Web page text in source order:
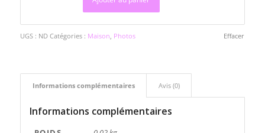
Effacer
UGS : ND Catégories : Maison, Photos
Informations complémentaires Avis (0)
Informations complémentaires